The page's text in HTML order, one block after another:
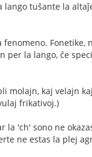
tuŝante la
Fonetike,
la lango, ĉe
molajn, kaj velajn
frikativoj.)
la 'ch' sono ne
ne estas la plej